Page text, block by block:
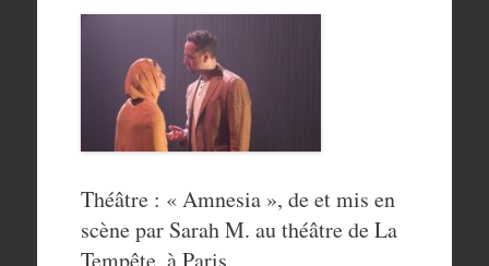
Théâtre : « Amnesia », de et mis en
scène par Sarah M. au théâtre de La
Tempête, à Paris.